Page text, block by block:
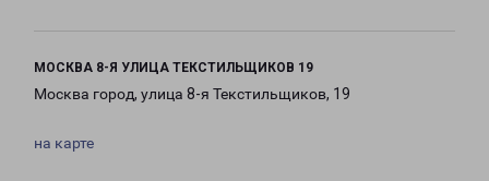
МОСКВА 8-Я УЛИЦА ТЕКСТИЛЬЩИКОВ 19
Москва город, улица 8-я Текстильщиков, 19
на карте